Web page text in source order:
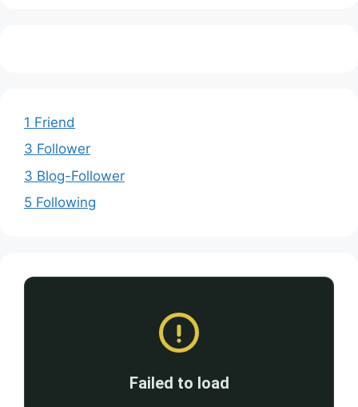
1 Friend
3 Follower
3 Blog-Follower
5 Following